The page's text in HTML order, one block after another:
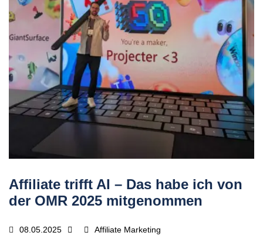
Affiliate trifft AI – Das habe ich von
der OMR 2025 mitgenommen
08.05.2025 Affiliate Marketing